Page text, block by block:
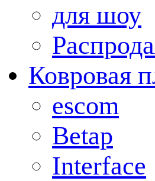
для шоу
Ковровая
escom
Betap
Interface